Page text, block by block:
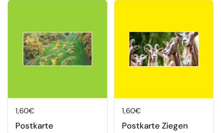
Regulärer Preis
1,60€
Postkarte
Regulärer Preis
1,60€
Postkarte Ziegen